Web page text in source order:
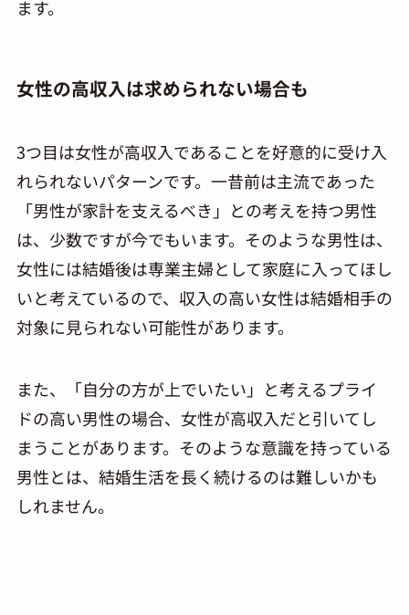
ます。
女性の高収入は求められない場合も
3つ目は女性が高収入であることを好意的に受け入
れられないパターンです。一昔前は主流であった
「男性が家計を支えるべき」との考えを持つ男性
は、少数ですが今でもいます。そのような男性は、
女性には結婚後は専業主婦として家庭に入ってほし
いと考えているので、収入の高い女性は結婚相手の
対象に見られない可能性があります。
また、「自分の方が上でいたい」と考えるプライ
ドの高い男性の場合、女性が高収入だと引いてし
まうことがあります。そのような意識を持っている
男性とは、結婚生活を長く続けるのは難しいかも
しれません。